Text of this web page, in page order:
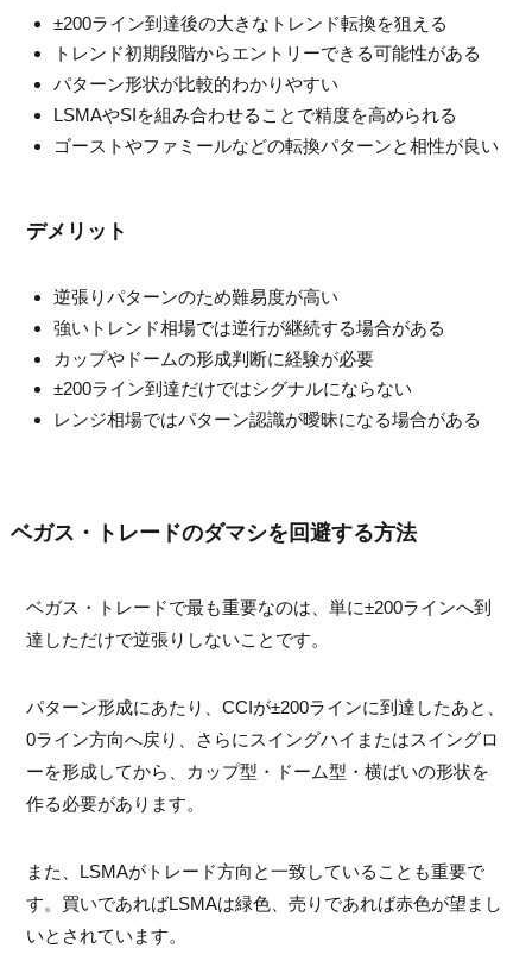
±200ライン到達後の大きなトレンド転換を狙える
トレンド初期段階からエントリーできる可能性がある
パターン形状が比較的わかりやすい
LSMAやSIを組み合わせることで精度を高められる
ゴーストやファミールなどの転換パターンと相性が良い
デメリット
逆張りパターンのため難易度が高い
強いトレンド相場では逆行が継続する場合がある
カップやドームの形成判断に経験が必要
±200ライン到達だけではシグナルにならない
レンジ相場ではパターン認識が曖昧になる場合がある
ベガス・トレードのダマシを回避する方法
ベガス・トレードで最も重要なのは、単に±200ラインへ到
達しただけで逆張りしないことです。
パターン形成にあたり、CCIが±200ラインに到達したあと、
0ライン方向へ戻り、さらにスイングハイまたはスイングロ
ーを形成してから、カップ型・ドーム型・横ばいの形状を
作る必要があります。
また、LSMAがトレード方向と一致していることも重要で
す。買いであればLSMAは緑色、売りであれば赤色が望まし
いとされています。